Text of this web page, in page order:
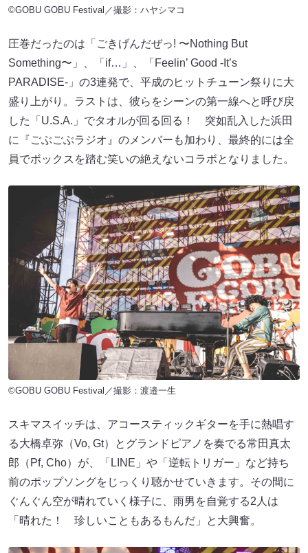
©GOBU GOBU Festival／撮影：ハヤシマコ
圧巻だったのは「ごきげんだぜっ! 〜Nothing But
Something〜」、「if…」、「Feelin’ Good -It’s
PARADISE-」の3連発で、平成のヒットチューン祭りに大
盛り上がり。ラストは、彼らをシーンの第一線へと呼び戻
した「U.S.A.」でタオルが回る回る！ 突如乱入した浜田
に『ごぶごぶラジオ』のメンバーも加わり、最終的には全
員でボックスを踏む笑いの絶えないコラボとなりました。
©GOBU GOBU Festival／撮影：渡邉一生
スキマスイッチは、アコースティックギターを手に熱唱す
る大橋卓弥（Vo, Gt）とグランドピアノを奏でる常田真太
郎（Pf, Cho）が、「LINE」や「逆転トリガー」など持ち
前のポップソングをじっくり聴かせていきます。その間に
ぐんぐん空が晴れていく様子に、雨男を自覚する2人は
「晴れた！ 珍しいこともあるもんだ」と大興奮。